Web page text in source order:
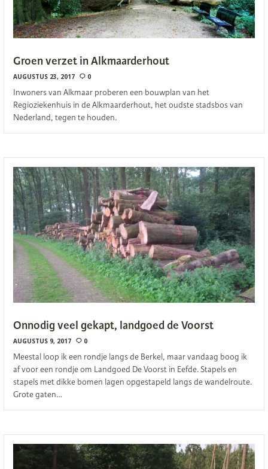
Groen verzet in Alkmaarderhout
AUGUSTUS 23, 2017 0
Inwoners van Alkmaar proberen een bouwplan van het
Regioziekenhuis in de Alkmaarderhout, het oudste stadsbos van
Nederland, tegen te houden.
Onnodig veel gekapt, landgoed de Voorst
AUGUSTUS 9, 2017 0
Meestal loop ik een rondje langs de Berkel, maar vandaag boog ik
af voor een rondje om Landgoed De Voorst in Eefde. Stapels en
stapels met dikke bomen lagen opgestapeld langs de wandelroute.
Grote gaten…